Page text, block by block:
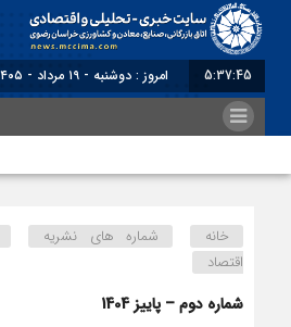
5:37:46 امروز : دوشنبه - ۱۹ مرداد - ۱۴۰۵
خانه شماره های نشریه
اقتصاد
شماره دوم – پاییز 1404